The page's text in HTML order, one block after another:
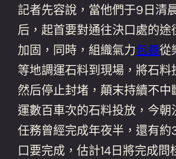
記者先容說，當他們于9日清
后，起首要對通往決口處的途
加固，同時，組織氣力包養從
等地調運石料到現場，將石料
然后停止封堵，顛末持續不中
運數百車次的石料投放，今朝
任務曾經完成年夜半，還有約
口要完成，估計14日將完成問